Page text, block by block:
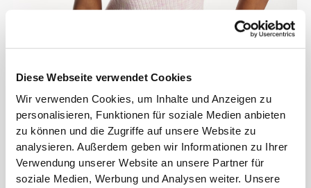
Diese Webseite verwendet Cookies
Wir verwenden Cookies, um Inhalte und Anzeigen zu
personalisieren, Funktionen für soziale Medien anbieten
zu können und die Zugriffe auf unsere Website zu
analysieren. Außerdem geben wir Informationen zu Ihrer
Verwendung unserer Website an unsere Partner für
soziale Medien, Werbung und Analysen weiter. Unsere